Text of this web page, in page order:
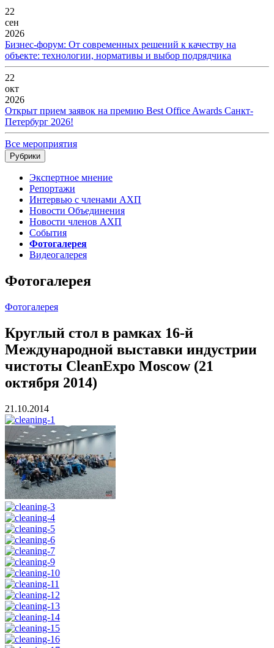
22
сен
2026
Бизнес-форум: От современных решений к качеству на
объекте: технологии, нормативы и выбор подрядчика
22
окт
2026
Открыт прием заявок на премию Best Office Awards Санкт-
Петербург 2026!
Все мероприятия
Рубрики
Экспертное мнение
Репортажи
Интервью с членами АХП
Новости Объединения
Новости членов АХП
События
Фотогалерея
Видеогалерея
Фотогалерея
Фотогалерея
Круглый стол в рамках 16-й
Международной выставки индустрии
чистоты CleanExpo Moscow (21
октября 2014)
21.10.2014